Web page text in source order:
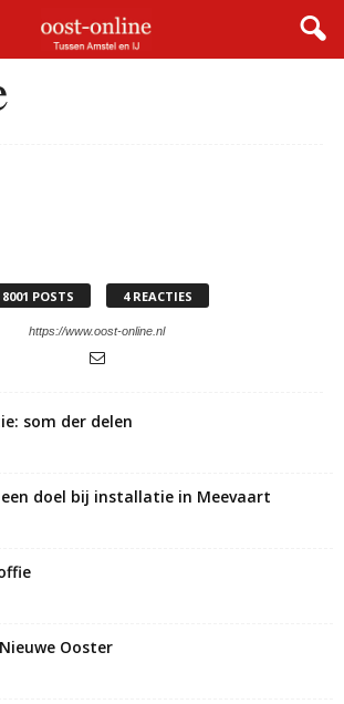
van redactie
8001 POSTS 4 REACTIES
https://www.oost-online.nl
som der delen
doel bij installatie in Meevaart
Ooster